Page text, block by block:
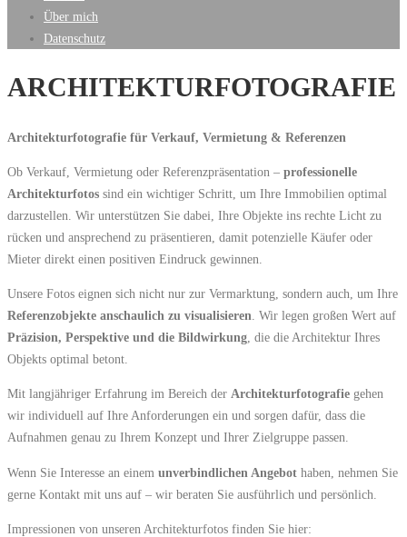
Über mich
Datenschutz
ARCHITEKTURFOTOGRAFIE
Architekturfotografie für Verkauf, Vermietung & Referenzen
Ob Verkauf, Vermietung oder Referenzpräsentation – professionelle
Architekturfotos sind ein wichtiger Schritt, um Ihre Immobilien optimal
darzustellen. Wir unterstützen Sie dabei, Ihre Objekte ins rechte Licht zu
rücken und ansprechend zu präsentieren, damit potenzielle Käufer oder
Mieter direkt einen positiven Eindruck gewinnen.
Unsere Fotos eignen sich nicht nur zur Vermarktung, sondern auch, um Ihre
Referenzobjekte anschaulich zu visualisieren . Wir legen großen Wert auf
Präzision, Perspektive und die Bildwirkung , die die Architektur Ihres
Objekts optimal betont.
Mit langjähriger Erfahrung im Bereich der Architekturfotografie gehen
wir individuell auf Ihre Anforderungen ein und sorgen dafür, dass die
Aufnahmen genau zu Ihrem Konzept und Ihrer Zielgruppe passen.
Wenn Sie Interesse an einem unverbindlichen Angebot haben, nehmen Sie
gerne Kontakt mit uns auf – wir beraten Sie ausführlich und persönlich.
Impressionen von unseren Architekturfotos finden Sie hier: